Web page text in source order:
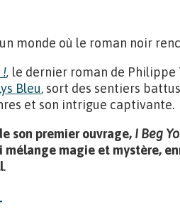
monde où le roman noir
!, le dernier roman de
Bleu, sort des sentiers
et son intrigue captivante.
son premier ouvrage, I Beg
mélange magie et mystère,
.